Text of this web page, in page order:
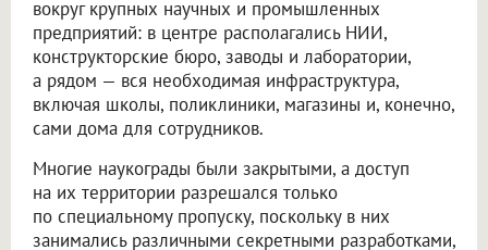
вокруг крупных научных и промышленных
предприятий: в центре располагались НИИ,
конструкторские бюро, заводы и лаборатории,
а рядом — вся необходимая инфраструктура,
включая школы, поликлиники, магазины и, конечно,
сами дома для сотрудников.
Многие наукограды были закрытыми, а доступ
на их территории разрешался только
по специальному пропуску, поскольку в них
занимались различными секретными разработками,